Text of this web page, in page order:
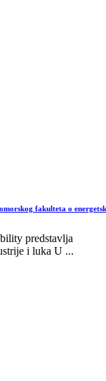
fakulteta o
predstavlja
i luka U ...